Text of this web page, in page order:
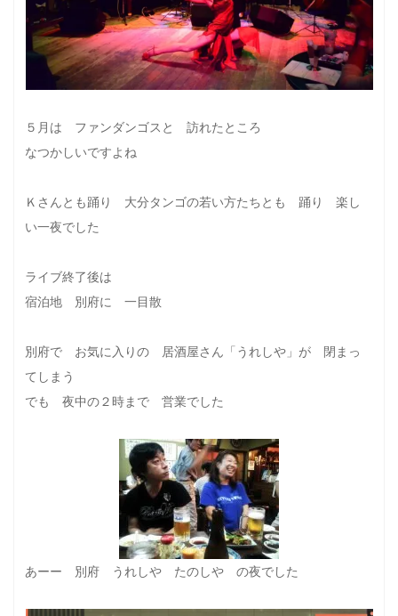
５月は ファンダンゴスと 訪れたところ
なつかしいですよね
Ｋさんとも踊り 大分タンゴの若い方たちとも 踊り 楽し
い一夜でした
ライブ終了後は
宿泊地 別府に 一目散
別府で お気に入りの 居酒屋さん「うれしや」が 閉まっ
てしまう
でも 夜中の２時まで 営業でした
あーー 別府 うれしや たのしや の夜でした